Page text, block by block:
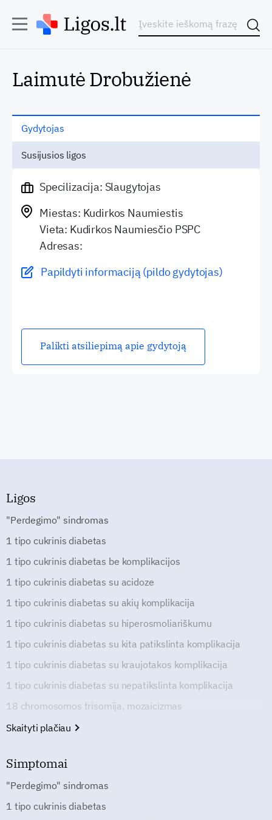
Laimutė Drobužienė
Gydytojas
Susijusios ligos
Specilizacija: Slaugytojas
Miestas: Kudirkos Naumiestis
Vieta: Kudirkos Naumiesčio PSPC
Adresas:
Papildyti informaciją (pildo gydytojas)
Palikti atsiliepimą apie gydytoją
Ligos
"Perdegimo" sindromas
1 tipo cukrinis diabetas
1 tipo cukrinis diabetas be komplikacijos
1 tipo cukrinis diabetas su acidoze
1 tipo cukrinis diabetas su akių komplikacija
1 tipo cukrinis diabetas su hiperosmoliariškumu
1 tipo cukrinis diabetas su kita patikslinta komplikacija
1 tipo cukrinis diabetas su kraujotakos komplikacija
1 tipo cukrinis diabetas su nepatikslinta komplikacija
18 chromosomos trisomija, mozaicizmas
Skaityti plačiau
Simptomai
"Perdegimo" sindromas
1 tipo cukrinis diabetas